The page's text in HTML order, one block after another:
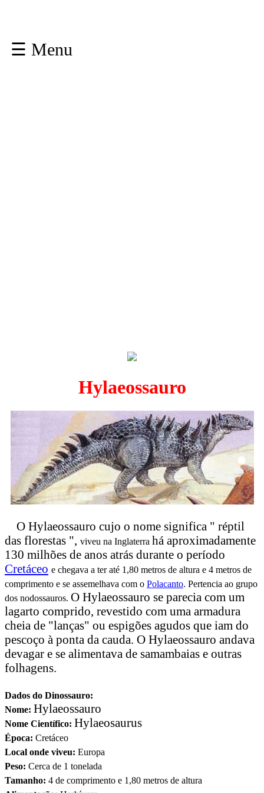
☰ Menu
Hylaeossauro
O Hylaeossauro cujo o nome significa " réptil
das florestas ", viveu na Inglaterra há aproximadamente
130 milhões de anos atrás durante o período
Cretáceo e chegava a ter até 1,80 metros de altura e 4 metros de
comprimento e se assemelhava com o Polacanto. Pertencia ao grupo
dos nodossauros. O Hylaeossauro se parecia com um
lagarto comprido, revestido com uma armadura
cheia de "lanças" ou espigões agudos que iam do
pescoço à ponta da cauda. O Hylaeossauro andava
devagar e se alimentava de samambaias e outras
folhagens.
Dados do Dinossauro:
Nome: Hylaeossauro
Nome Científico: Hylaeosaurus
Época: Cretáceo
Local onde viveu: Europa
Peso: Cerca de 1 tonelada
Tamanho: 4 de comprimento e 1,80 metros de altura